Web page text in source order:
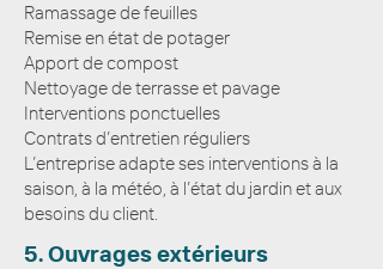
Ramassage de feuilles
Remise en état de potager
Apport de compost
Nettoyage de terrasse et pavage
Interventions ponctuelles
Contrats d’entretien réguliers
L’entreprise adapte ses interventions à la
saison, à la météo, à l’état du jardin et aux
besoins du client.
5. Ouvrages extérieurs